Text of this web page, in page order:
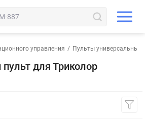
управления / Пульты универсальные
для Триколор